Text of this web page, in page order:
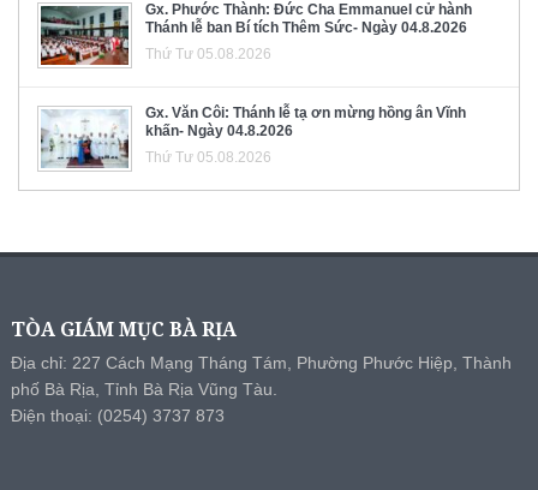
Gx. Phước Thành: Đức Cha Emmanuel cử hành
Thánh lễ ban Bí tích Thêm Sức- Ngày 04.8.2026
Thứ Tư 05.08.2026
Gx. Văn Côi: Thánh lễ tạ ơn mừng hồng ân Vĩnh
khấn- Ngày 04.8.2026
Thứ Tư 05.08.2026
TÒA GIÁM MỤC BÀ RỊA
Địa chỉ: 227 Cách Mạng Tháng Tám, Phường Phước Hiệp, Thành
phố Bà Rịa, Tỉnh Bà Rịa Vũng Tàu.
Điện thoại: (0254) 3737 873